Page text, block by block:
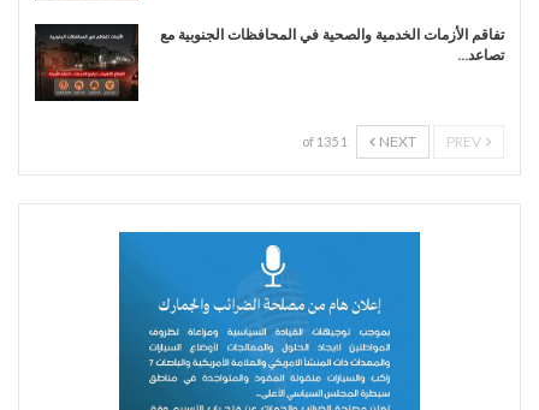
تفاقم الأزمات الخدمية والصحية في المحافظات الجنوبية مع
تصاعد…
NEXT
1 of 135